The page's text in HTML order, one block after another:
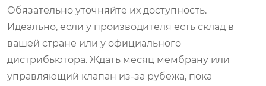
Обязательно уточняйте их доступность.
Идеально, если у производителя есть склад в
вашей стране или у официального
дистрибьютора. Ждать месяц мембрану или
управляющий клапан из-за рубежа, пока